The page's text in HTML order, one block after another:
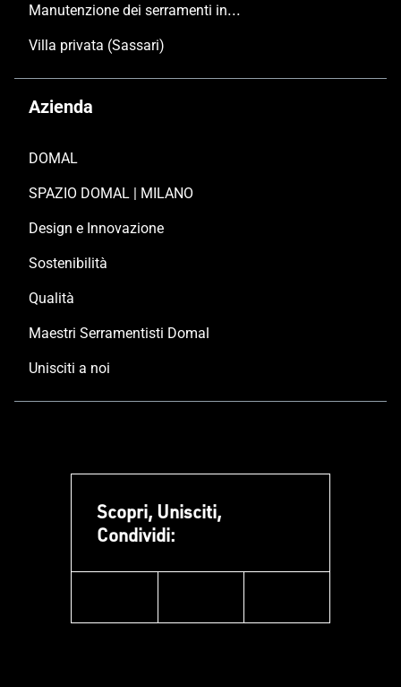
Manutenzione dei serramenti in alluminio
Villa privata (Sassari)
Azienda
DOMAL
SPAZIO DOMAL | MILANO
Design e Innovazione
Sostenibilità
Qualità
Maestri Serramentisti Domal
Unisciti a noi
Scopri, Unisciti,
Condividi: